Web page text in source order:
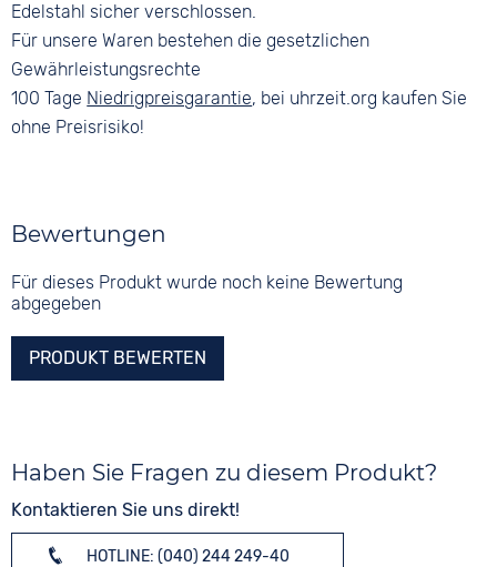
Edelstahl sicher verschlossen.
Für unsere Waren bestehen die gesetzlichen
Gewährleistungsrechte
100 Tage Niedrigpreisgarantie, bei uhrzeit.org kaufen Sie
ohne Preisrisiko!
Bewertungen
Für dieses Produkt wurde noch keine Bewertung
abgegeben
PRODUKT BEWERTEN
Haben Sie Fragen zu diesem Produkt?
Kontaktieren Sie uns direkt!
HOTLINE: (040) 244 249-40